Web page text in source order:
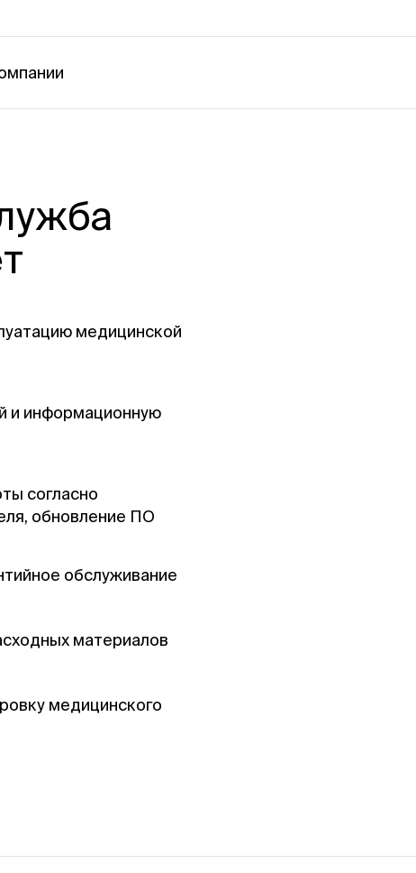
медицинской
и информационную
согласно
обновление ПО
обслуживание
материалов
медицинского